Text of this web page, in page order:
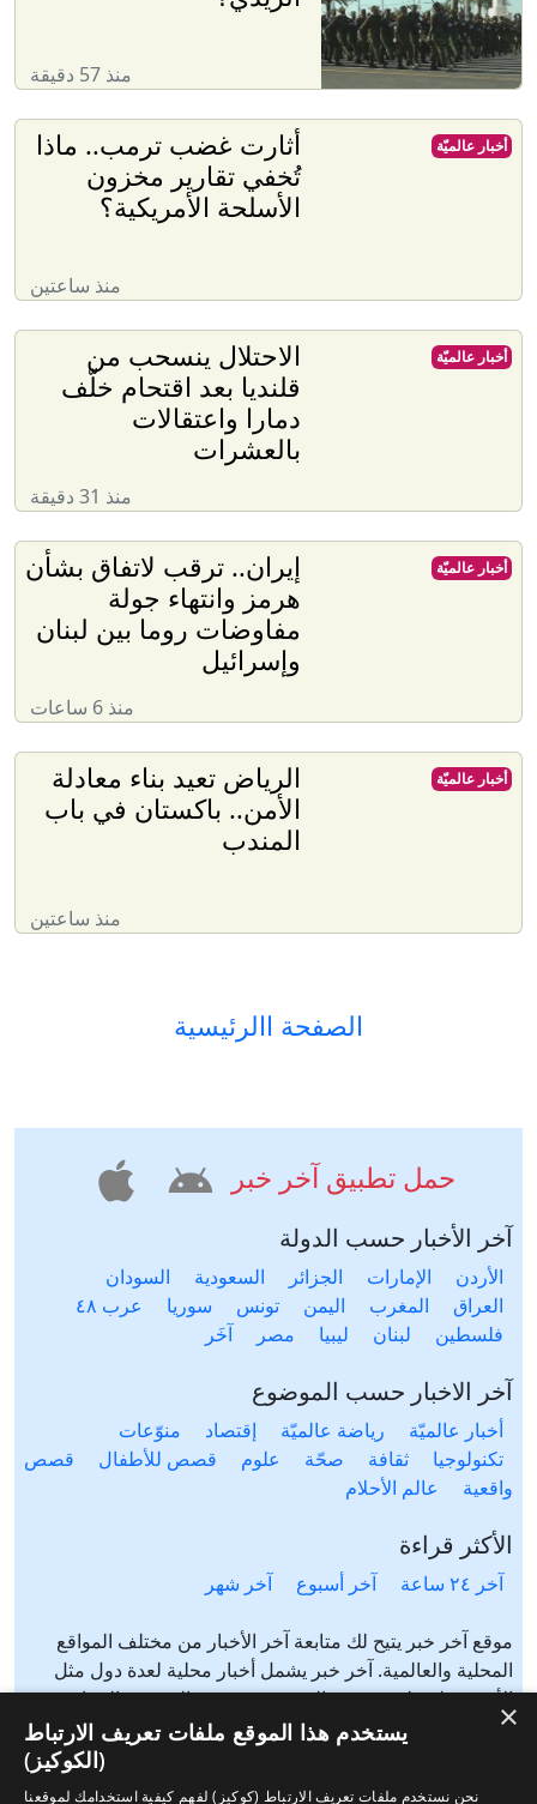
منذ 57 دقيقة
أثارت غضب ترمب.. ماذا
تُخفي تقارير مخزون
الأسلحة الأمريكية؟
منذ ساعتين
أخبار عالميّة
الاحتلال ينسحب من
قلنديا بعد اقتحام خلّف
دمارا واعتقالات
بالعشرات
منذ 31 دقيقة
أخبار عالميّة
إيران.. ترقب لاتفاق بشأن
هرمز وانتهاء جولة
مفاوضات روما بين لبنان
وإسرائيل
منذ 6 ساعات
أخبار عالميّة
الرياض تعيد بناء معادلة
الأمن.. باكستان في باب
المندب
منذ ساعتين
أخبار عالميّة
الصفحة االرئيسية
حمل تطبيق آخر خبر
آخر الأخبار حسب الدولة
الأردن الإمارات الجزائر السعودية
السودان
العراق
المغرب اليمن تونس سوريا
عرب ٤٨
فلسطين
لبنان ليبيا مصر آخَر
آخر الاخبار حسب الموضوع
أخبار عالميّة رياضة عالميّة إقتصاد
منوّعات
تكنولوجيا
ثقافة صحّة علوم قصص للأطفال
قصص
واقعية
عالم الأحلام
الأكثر قراءة
آخر ٢٤ ساعة آخر أسبوع آخر شهر
موقع آخر خبر يتيح لك متابعة آخر الأخبار من مختلف المواقع
المحلية والعالمية. آخر خبر يشمل أخبار محلية لعدة دول مثل
الأردن، فلسطين، مصر، السعودية، تونس، المغرب، الجزائر،
عرب ٤٨، لبنان، العراق، اليمن وغيرها آخر خبر يتيح متابعة أخبار
من شتى المواضيع مثل: أخبار محلية، أخبار عالمية، رياضة،
إقتصاد، ثقافة، منوعات وغيرها تابع الأخبار المحلية والعالمية من
×
يستخدم هذا الموقع ملفات تعريف الارتباط
(الكوكيز)
نحن نستخدم ملفات تعريف الارتباط (كوكيز) لفهم كيفية استخدامك لموقعنا